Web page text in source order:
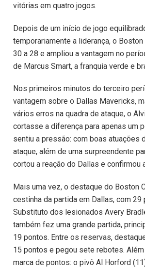
vitórias em quatro jogos.
Depois de um início de jogo
temporariamente a liderança, o
30 a 28 e ampliou a vantagem no
de Marcus Smart, a franquia verde e
Nos primeiros minutos do terceiro
vantagem sobre o Dallas Mavericks,
vários erros na quadra de ataque, o
cortasse a diferença para apenas um
sentiu a pressão: com boas atuações
ataque, além de uma surpreendente
cortou a reação do Dallas e confirmou
Mais uma vez, o destaque do Boston
cestinha da partida em Dallas, com
Substituto dos lesionados Avery
também fez uma grande partida,
19 pontos. Entre os reservas,
15 pontos e pegou sete rebotes.
marca de pontos: o pivô Al Horford